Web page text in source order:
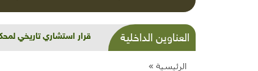
العناوين الداخلية شذرات بيئية
الرئيسية »